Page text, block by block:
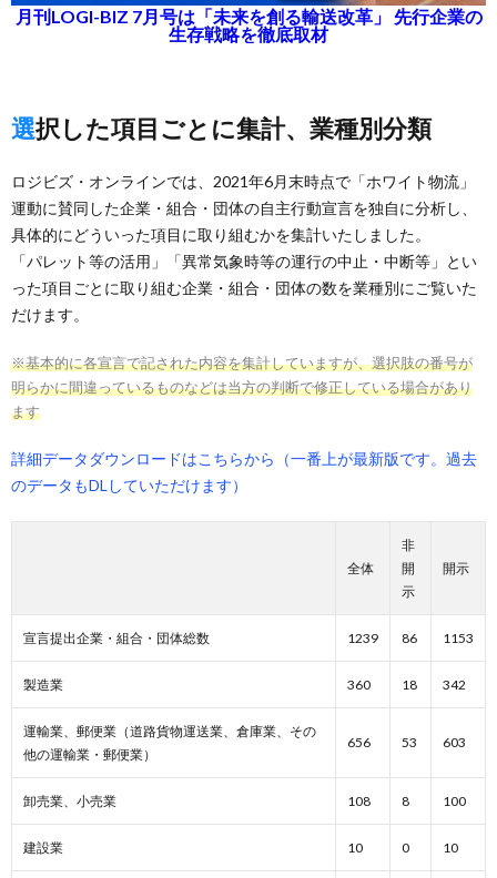
月刊LOGI-BIZ 7月号は「未来を創る輸送改革」 先行企業の
生存戦略を徹底取材
選択した項目ごとに集計、業種別分類
ロジビズ・オンラインでは、2021年6月末時点で「ホワイト物流」
運動に賛同した企業・組合・団体の自主行動宣言を独自に分析し、
具体的にどういった項目に取り組むかを集計いたしました。
「パレット等の活用」「異常気象時等の運行の中止・中断等」とい
った項目ごとに取り組む企業・組合・団体の数を業種別にご覧いた
だけます。
※基本的に各宣言で記された内容を集計していますが、選択肢の番号が
明らかに間違っているものなどは当方の判断で修正している場合があり
ます
詳細データダウンロードはこちらから（一番上が最新版です。過去
のデータもDLしていただけます）
全体
非
開
示
開示
宣言提出企業・組合・団体総数 1239 86 1153
製造業 360 18 342
運輸業、郵便業（道路貨物運送業、倉庫業、その
他の運輸業・郵便業）
656 53 603
卸売業、小売業 108 8 100
建設業 10 0 10